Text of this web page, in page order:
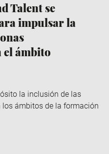
Talent se
impulsar la
el ámbito
la inclusión de las
los ámbitos de la formación